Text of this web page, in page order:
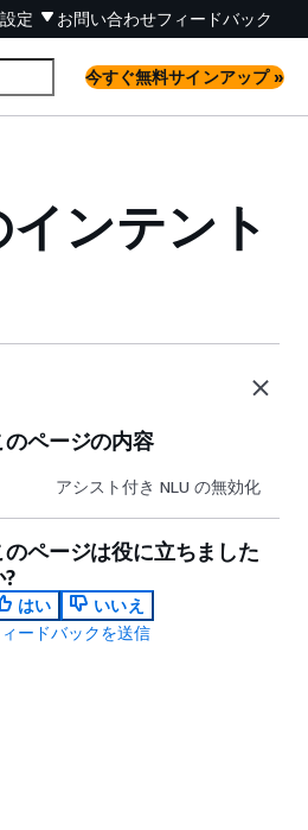
設定 お問い合わせフィードバック
今すぐ無料サインアップ »
ンテント
のページの内容
アシスト付き NLU の無効化
のページは役に立ちました
?
はい
いいえ
ードバックを送信